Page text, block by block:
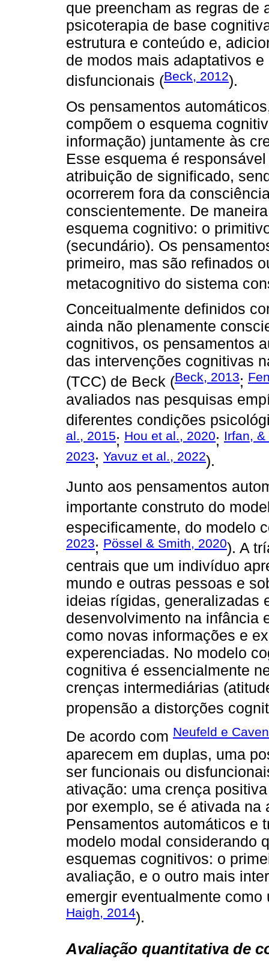
que preencham as regras de
psicoterapia de base
estrutura e conteúdo e,
de modos mais adaptativos
disfuncionais (Beck, 2012).
Os pensamentos
compõem o esquema
informação) juntamente às
Esse esquema é
atribuição de significado,
ocorrerem fora da
conscientemente. De
esquema cognitivo: o
(secundário). Os
primeiro, mas são refinados
metacognitivo do sistema
Conceitualmente definidos
ainda não plenamente
cognitivos, os pensamentos
das intervenções cognitivas
(TCC) de Beck (Beck, 2013;
avaliados nas pesquisas
diferentes condições
al., 2015; Hou et al., 2020; Irfan,
2023; Yavuz et al., 2022).
Junto aos pensamentos
importante construto do
especificamente, do modelo
2023; Pössel & Smith, 2020). A
centrais que um indivíduo
mundo e outras pessoas e
ideias rígidas, generalizadas
desenvolvimento na infância
como novas informações e
experenciadas. No modelo
cognitiva é essencialmente
crenças intermediárias
propensão a distorções
De acordo com Neufeld e
aparecem em duplas, uma
ser funcionais ou
ativação: uma crença
por exemplo, se é ativada
Pensamentos automáticos e
modelo modal considerando
esquemas cognitivos: o
avaliação, e o outro mais
emergir eventualmente
Haigh, 2014).
Avaliação quantitativa de